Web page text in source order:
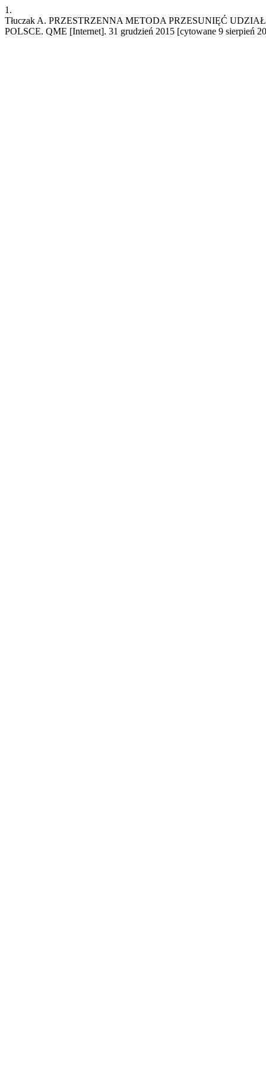
1.
Tłuczak A. PRZESTRZENNA METODA PRZESUNIĘĆ
POLSCE. QME [Internet]. 31 grudzień 2015 [cytowane 9 sierpień